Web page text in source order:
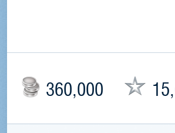
360,000